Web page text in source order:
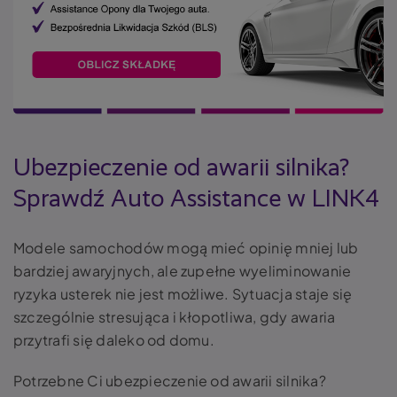
Ubezpieczenie od awarii silnika?
Sprawdź Auto Assistance w LINK4
Modele samochodów mogą mieć opinię mniej lub
bardziej awaryjnych, ale zupełne wyeliminowanie
ryzyka usterek nie jest możliwe. Sytuacja staje się
szczególnie stresująca i kłopotliwa, gdy awaria
przytrafi się daleko od domu.
Potrzebne Ci ubezpieczenie od awarii silnika?